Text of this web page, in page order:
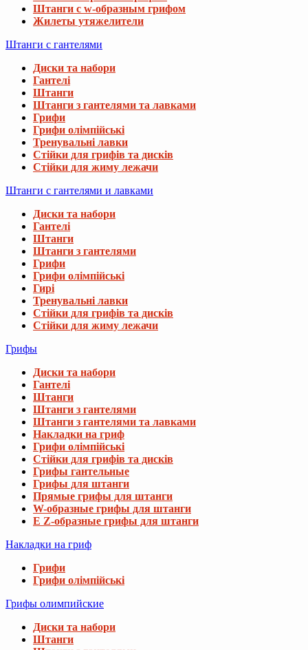
Штанги с w-образным грифом
Жилеты утяжелители
Штанги с гантелями
Диски та набори
Гантелі
Штанги
Штанги з гантелями та лавками
Грифи
Грифи олімпійські
Тренувальні лавки
Стійки для грифів та дисків
Стійки для жиму лежачи
Штанги с гантелями и лавками
Диски та набори
Гантелі
Штанги
Штанги з гантелями
Грифи
Грифи олімпійські
Гирі
Тренувальні лавки
Стійки для грифів та дисків
Стійки для жиму лежачи
Грифы
Диски та набори
Гантелі
Штанги
Штанги з гантелями
Штанги з гантелями та лавками
Накладки на гриф
Грифи олімпійські
Стійки для грифів та дисків
Грифы гантельные
Грифы для штанги
Прямые грифы для штанги
W-образные грифы для штанги
E Z-образные грифы для штанги
Накладки на гриф
Грифи
Грифи олімпійські
Грифы олимпийские
Диски та набори
Штанги